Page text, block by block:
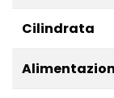
Cilindrata